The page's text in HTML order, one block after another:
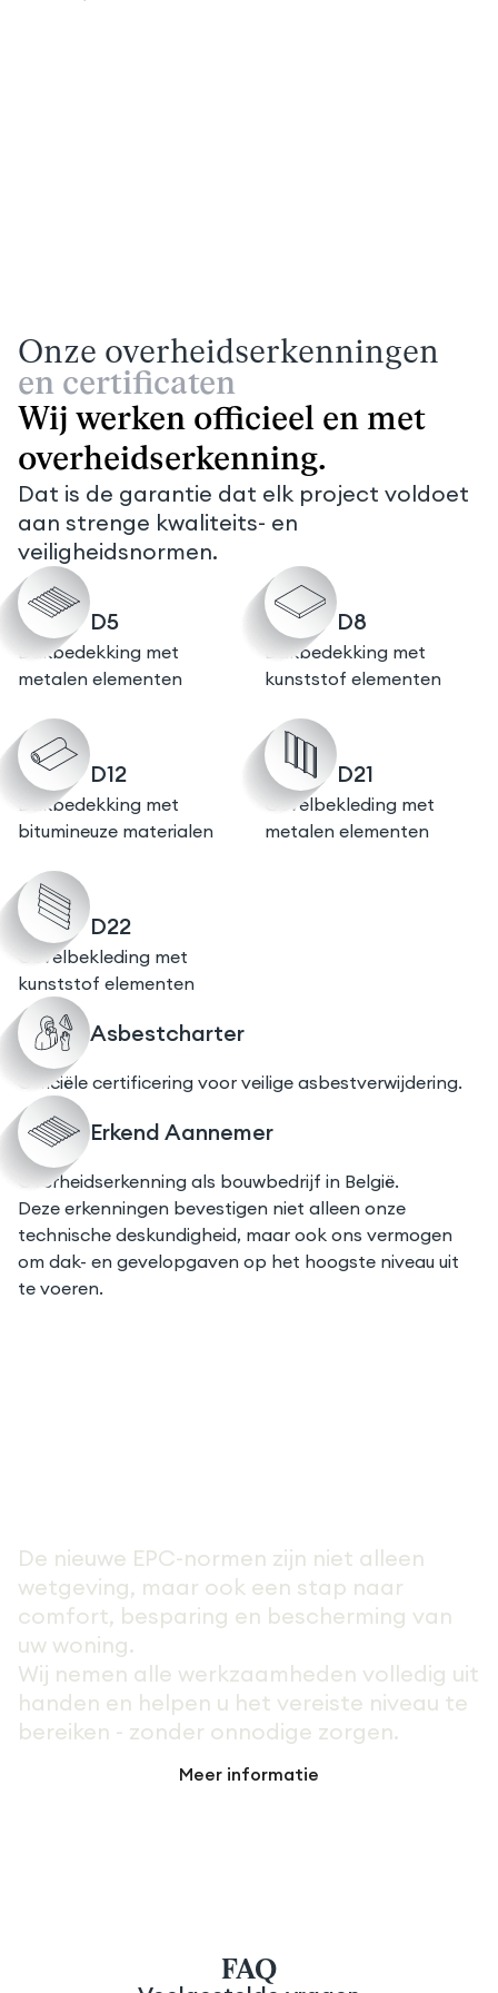
Onze overheidserkenningen
en certificaten
Wij werken officieel en met
overheidserkenning.
Dat is de garantie dat elk project voldoet
aan strenge kwaliteits- en
veiligheidsnormen.
D5
Dakbedekking met
metalen elementen
D8
Dakbedekking met
kunststof elementen
D12
Dakbedekking met
bitumineuze materialen
D21
Gevelbekleding met
metalen elementen
D22
Gevelbekleding met
kunststof elementen
Asbestcharter
Officiële certificering voor veilige asbestverwijdering.
Erkend Aannemer
Overheidserkenning als bouwbedrijf in België.
Deze erkenningen bevestigen niet alleen onze
technische deskundigheid, maar ook ons vermogen
om dak- en gevelopgaven op het hoogste niveau uit
te voeren.
De nieuwe EPC-normen zijn niet alleen
wetgeving, maar ook een stap naar
comfort, besparing en bescherming van
uw woning.
Wij nemen alle werkzaamheden volledig uit
handen en helpen u het vereiste niveau te
bereiken - zonder onnodige zorgen.
Meer informatie
FAQ